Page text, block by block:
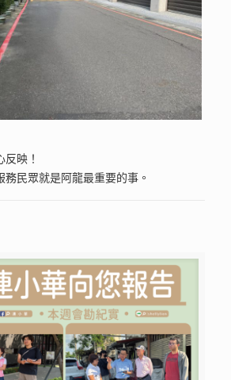
映！
務民眾就是阿龍最重要的事。